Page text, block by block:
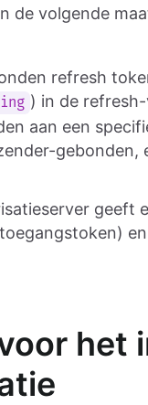
de volgende
refresh
) in de
aan een
gebonden,
geeft
het